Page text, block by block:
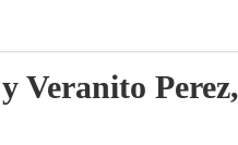
Veranito